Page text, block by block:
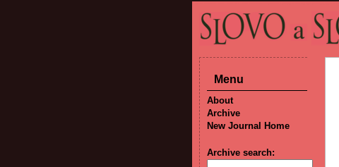
Menu
About
Archive
New Journal Home
Archive search: